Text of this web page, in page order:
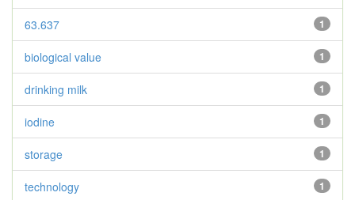
1
63.637
1
biological value
1
drinking milk
1
iodine
1
storage
1
technology